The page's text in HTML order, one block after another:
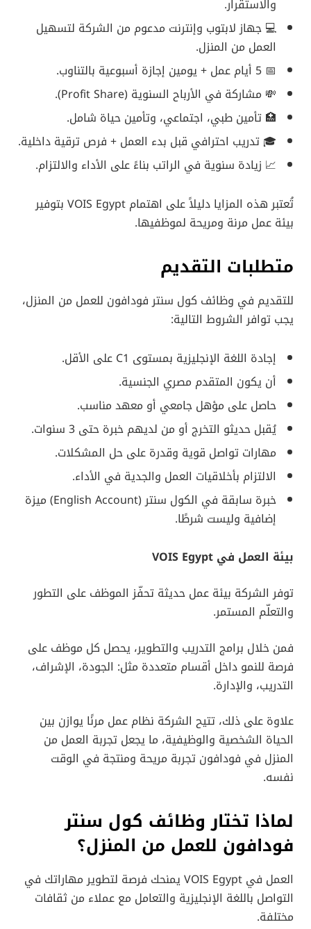
والاستقرار.
💻 جهاز لابتوب وإنترنت مدعوم من الشركة لتسهيل
العمل من المنزل.
📅 5 أيام عمل + يومين إجازة أسبوعية بالتناوب.
💸 مشاركة في الأرباح السنوية (Profit Share).
🏥 تأمين طبي، اجتماعي، وتأمين حياة شامل.
🎓 تدريب احترافي قبل بدء العمل + فرص ترقية داخلية.
📈 زيادة سنوية في الراتب بناءً على الأداء والالتزام.
تُعتبر هذه المزايا دليلاً على اهتمام VOIS Egypt بتوفير
بيئة عمل مرنة ومريحة لموظفيها.
متطلبات التقديم
للتقديم في وظائف كول سنتر فودافون للعمل من المنزل،
يجب توافر الشروط التالية:
إجادة اللغة الإنجليزية بمستوى C1 على الأقل.
أن يكون المتقدم مصري الجنسية.
حاصل على مؤهل جامعي أو معهد مناسب.
يُقبل حديثو التخرج أو من لديهم خبرة حتى 3 سنوات.
مهارات تواصل قوية وقدرة على حل المشكلات.
الالتزام بأخلاقيات العمل والجدية في الأداء.
خبرة سابقة في الكول سنتر (English Account) ميزة
إضافية وليست شرطًا.
بيئة العمل في VOIS Egypt
توفر الشركة بيئة عمل حديثة تحفّز الموظف على التطور
والتعلّم المستمر.
فمن خلال برامج التدريب والتطوير، يحصل كل موظف على
فرصة للنمو داخل أقسام متعددة مثل: الجودة، الإشراف،
التدريب، والإدارة.
علاوة على ذلك، تتيح الشركة نظام عمل مرنًا يوازن بين
الحياة الشخصية والوظيفية، ما يجعل تجربة العمل من
المنزل في فودافون تجربة مريحة ومنتجة في الوقت
نفسه.
لماذا تختار وظائف كول سنتر
فودافون للعمل من المنزل؟
العمل في VOIS Egypt يمنحك فرصة لتطوير مهاراتك في
التواصل باللغة الإنجليزية والتعامل مع عملاء من ثقافات
مختلفة.